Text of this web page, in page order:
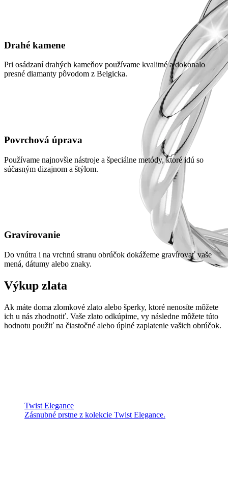
Twist Elegance
Zásnubné prstne z kolekcie Twist Elegance.
Drahé kamene
Pri osádzaní drahých kameňov používame kvalitné a dokonalo
presné diamanty pôvodom z Belgicka.
Povrchová úprava
Používame najnovšie nástroje a špeciálne metódy, ktoré idú so
súčasným dizajnom a štýlom.
Gravírovanie
Do vnútra i na vrchnú stranu obrúčok dokážeme gravírovať vaše
mená, dátumy alebo znaky.
Výkup zlata
Ak máte doma zlomkové zlato alebo šperky, ktoré nenosíte môžete
ich u nás zhodnotiť. Vaše zlato odkúpime, vy následne môžete túto
hodnotu použiť na čiastočné alebo úplné zaplatenie vašich obrúčok.